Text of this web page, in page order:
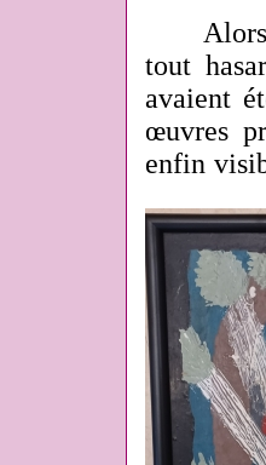
Alors,
tout
avaient
œuvres
enfin